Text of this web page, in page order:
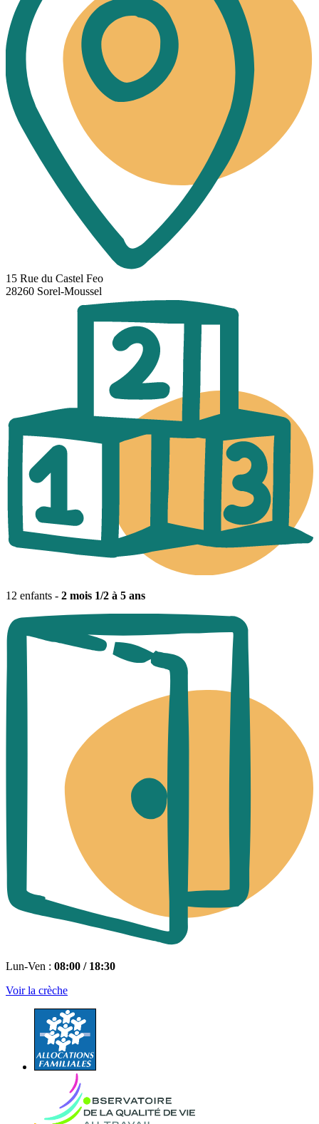
15 Rue du Castel Feo
28260 Sorel-Moussel
12 enfants - 2 mois 1/2 à 5 ans
Lun-Ven : 08:00 / 18:30
Voir la crèche